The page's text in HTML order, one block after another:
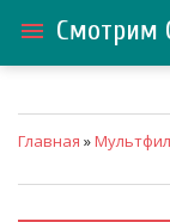
menu Смотрим
Главная »